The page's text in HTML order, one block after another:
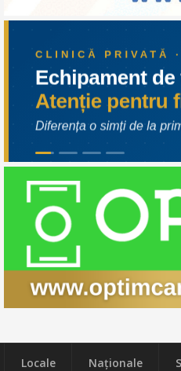
Locale Naţionale